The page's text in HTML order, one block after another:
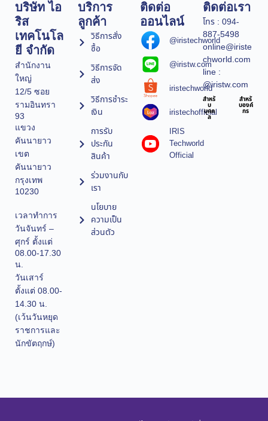
บริษัท ไอ
ริส
เทคโนโล
ยี จำกัด
สำนักงาน
ใหญ่
12/5 ซอย
รามอินทรา
93
แขวง
คันนายาว
เขต
คันนายาว
กรุงเทพ
10230
เวลาทำการ
วันจันทร์ –
ศุกร์ ตั้งแต่
08.00-17.30
น.
วันเสาร์
ตั้งแต่ 08.00-
14.30 น.
(เว้นวันหยุด
ราชการและ
นักขัตฤกษ์)
บริการ
ลูกค้า
วิธีการสั่ง
ซื้อ
วิธีการจัด
ส่ง
วิธีการชำระ
เงิน
การรับ
ประกัน
สินค้า
ร่วมงานกับ
เรา
นโยบาย
ความเป็น
ส่วนตัว
ติดต่อ
ออนไลน์
@iristechworld
@iristw.com
iristechworld
iristechofficial
IRIS
Techworld
Official
ติดต่อเรา
โทร : 094-
887-5498
online@iriste
chworld.com
line :
@iristw.com
สำหรั
บ
บุคค
ล
สำหรั
บองค์
กร